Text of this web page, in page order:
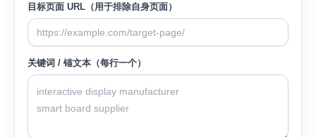
目标页面 URL（用于排除自身页面）
关键词 / 锚文本（每行一个）